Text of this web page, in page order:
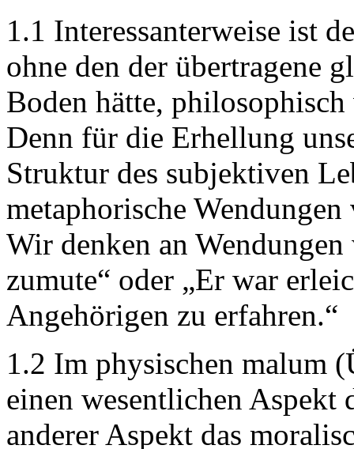
1.1 Interessanterweise ist
ohne den der übertragene
Boden hätte,
Denn für die Erhellung
Struktur des subjektiven
metaphorische
Wir denken an
zumute“ oder „Er war
Angehörigen zu erfahren.“
1.2 Im physischen malum
einen wesentlichen Aspekt
anderer Aspekt das